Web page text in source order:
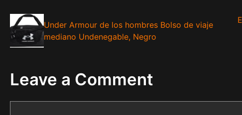
Under Armour de los hombres Bolso de viaje
mediano Undenegable, Negro
Leave a Comment